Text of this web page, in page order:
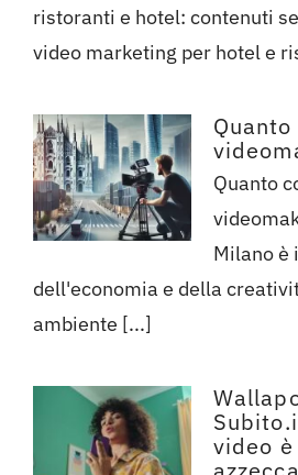
ristoranti e hotel: contenuti
video marketing per hotel e
Quanto
Milano è
dell'economia e della
ambiente [...]
video